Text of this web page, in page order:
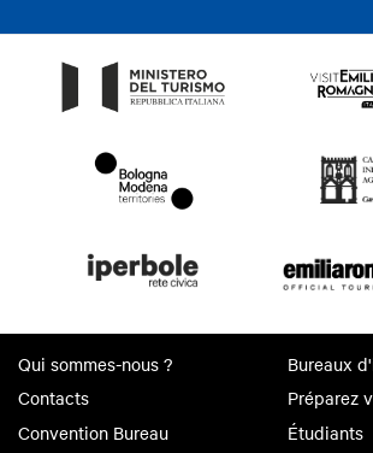
Qui sommes-nous ?
Contacts
Convention Bureau
Bureaux
Préparez
Étudiants